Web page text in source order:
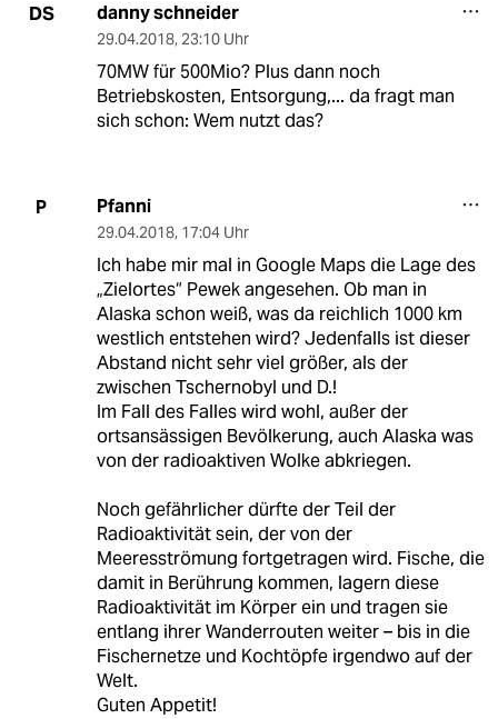
DS danny schneider
29.04.2018, 23:10 Uhr
70MW für 500Mio? Plus dann noch
Betriebskosten, Entsorgung,... da fragt man
sich schon: Wem nutzt das?
P Pfanni
29.04.2018, 17:04 Uhr
Ich habe mir mal in Google Maps die Lage des
„Zielortes“ Pewek angesehen. Ob man in
Alaska schon weiß, was da reichlich 1000 km
westlich entstehen wird? Jedenfalls ist dieser
Abstand nicht sehr viel größer, als der
zwischen Tschernobyl und D.!
Im Fall des Falles wird wohl, außer der
ortsansässigen Bevölkerung, auch Alaska was
von der radioaktiven Wolke abkriegen.
Noch gefährlicher dürfte der Teil der
Radioaktivität sein, der von der
Meeresströmung fortgetragen wird. Fische, die
damit in Berührung kommen, lagern diese
Radioaktivität im Körper ein und tragen sie
entlang ihrer Wanderrouten weiter – bis in die
Fischernetze und Kochtöpfe irgendwo auf der
Welt.
Guten Appetit!